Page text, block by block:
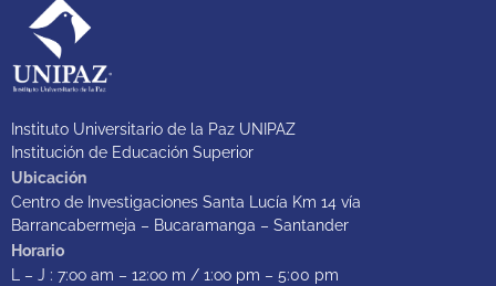
Instituto Universitario de la Paz UNIPAZ
Institución de Educación Superior
Ubicación
Centro de Investigaciones Santa Lucía Km 14 vía
Barrancabermeja – Bucaramanga – Santander
Horario
L – J : 7:oo am – 12:oo m / 1:oo pm – 5:00 pm